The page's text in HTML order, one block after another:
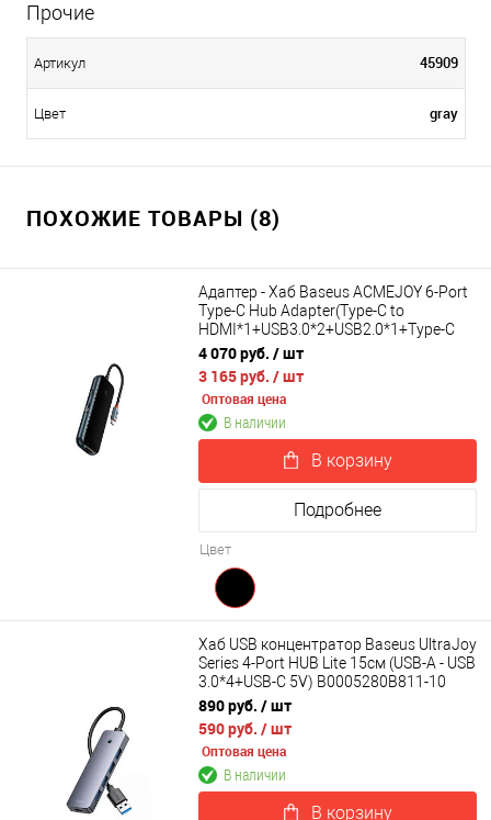
Прочие
Артикул 45909
Цвет gray
ПОХОЖИЕ ТОВАРЫ (8)
Адаптер - Хаб Baseus ACMEJOY 6-Port
Type-C Hub Adapter(Type-C to
HDMI*1+USB3.0*2+USB2.0*1+Type-C
PD&Data+RJ45*1) WKJZ010313
4 070 руб. / шт
3 165 руб. / шт
Оптовая цена
В наличии
В корзину
Подробнее
Цвет
Хаб USB концентратор Baseus UltraJoy
Series 4-Port HUB Lite 15см (USB-A - USB
3.0*4+USB-C 5V) B0005280B811-10
890 руб. / шт
590 руб. / шт
Оптовая цена
В наличии
В корзину